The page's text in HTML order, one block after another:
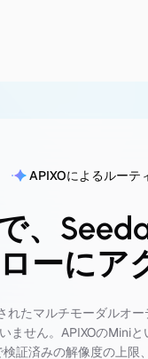
APIXOによるルーテ
、
ーにア
たマルチモーダルオ
ません。APIXOのMini
証済みの解像度の上